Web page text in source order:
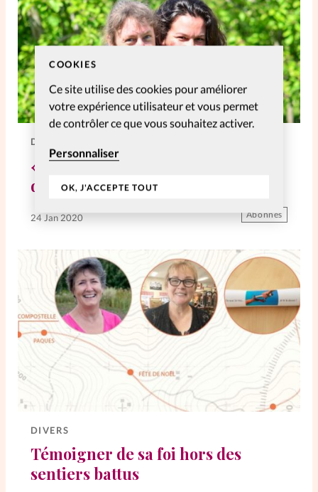
COOKIES
Ce site utilise des cookies pour améliorer
votre expérience utilisateur et vous permet
de contrôler ce que vous souhaitez activer.
Personnaliser
OK, J'ACCEPTE TOUT
DIVERS
«Les Chutes d’Alep»: un théâtre
documentaire engagé!
24 Jan 2020 Abonnés
DIVERS
Témoigner de sa foi hors des
sentiers battus